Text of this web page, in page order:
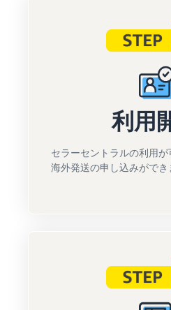
利用
セラーセントラルの利用
海外発送の申し込みができ